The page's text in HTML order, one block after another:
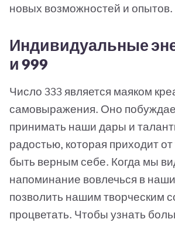
новых возможностей и опытов.
Индивидуальные
и 999
Число 333 является маяком
самовыражения. Оно
принимать наши дары и
радостью, которая приходит от
быть верным себе. Когда мы
напоминание вовлечься в
позволить нашим творческим
процветать. Чтобы узнать